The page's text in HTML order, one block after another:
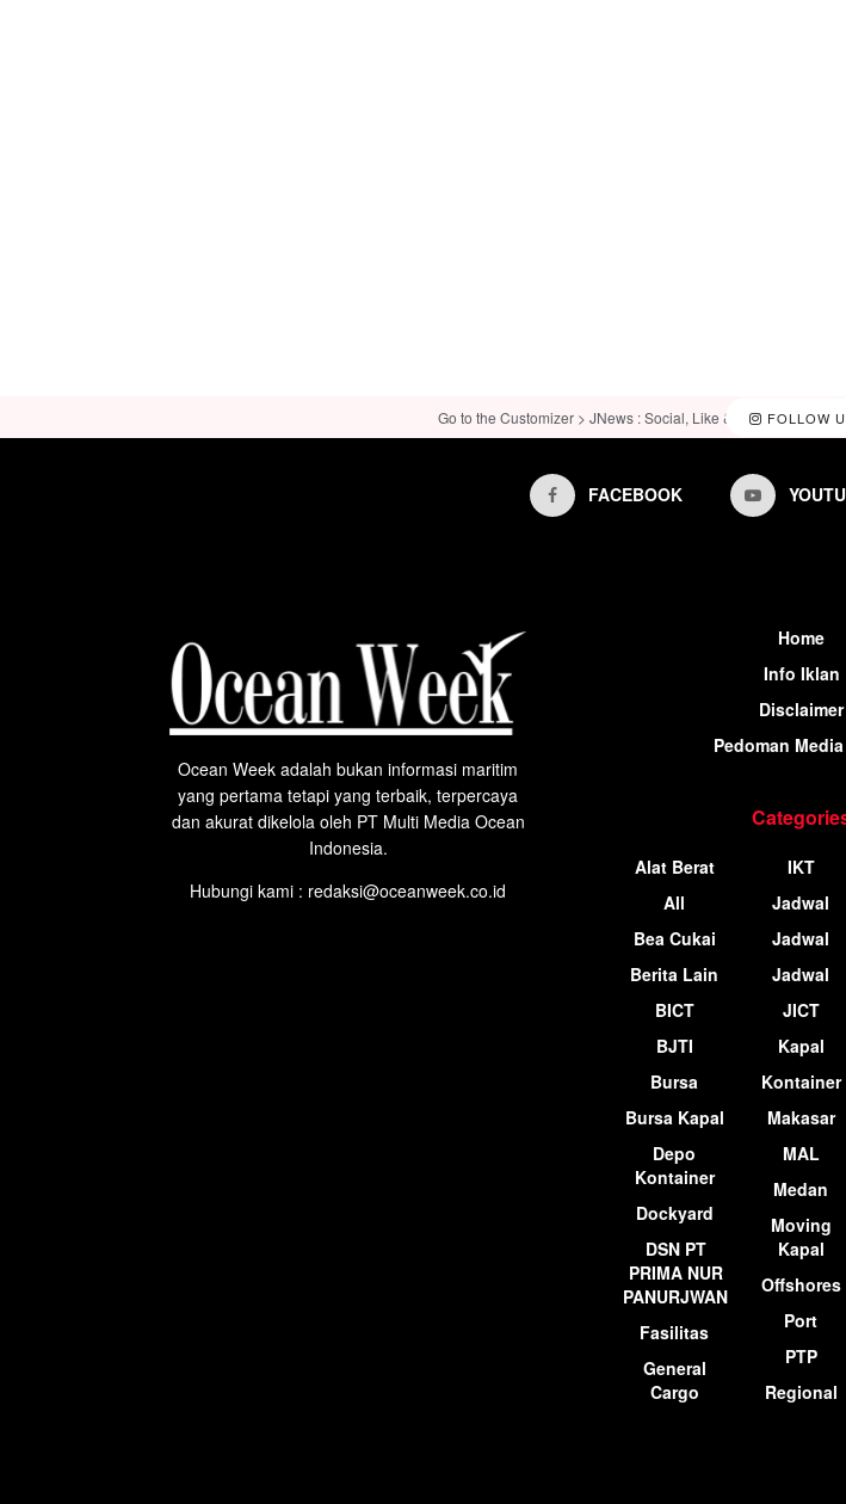
FOLLOW
Go to the Customizer > JNews : Social, Like & View >
FACEBOOK
Ocean Week adalah bukan informasi maritim
yang pertama tetapi yang terbaik, terpercaya
dan akurat dikelola oleh PT Multi Media Ocean
Indonesia.
Hubungi kami : redaksi@oceanweek.co.id
Home
Info Iklan
Disclaimer
Pedoman
Alat Berat
All
Bea Cukai
Berita Lain
BICT
BJTI
Bursa
Bursa Kapal
Depo
Kontainer
Dockyard
DSN PT
PRIMA NUR
PANURJWAN
Fasilitas
General
Cargo
IKT
Jadwal
Jadwal
Jadwal
JICT
Kapal
Kontainer
Makasar
MAL
Medan
Moving
Kapal
Offshores
Port
PTP
Regional